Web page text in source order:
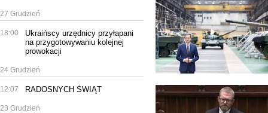
27 Grudzień
18:00
Ukraińscy urzędnicy przyłapani
na przygotowywaniu kolejnej
prowokacji
24 Grudzień
12:07 RADOSNYCH ŚWIĄT
23 Grudzień